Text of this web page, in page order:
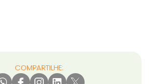
COMPARTILHE: